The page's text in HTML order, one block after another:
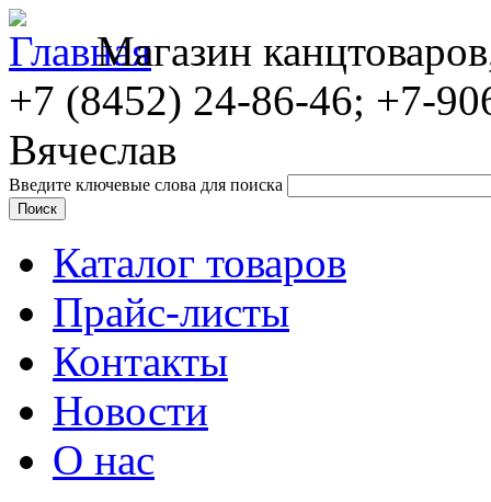
Магазин
+7 (8452) 24-86-46; +7-
Вячеслав
Введите ключевые слова для поиска
Каталог товаров
Прайс-листы
Контакты
Новости
О нас